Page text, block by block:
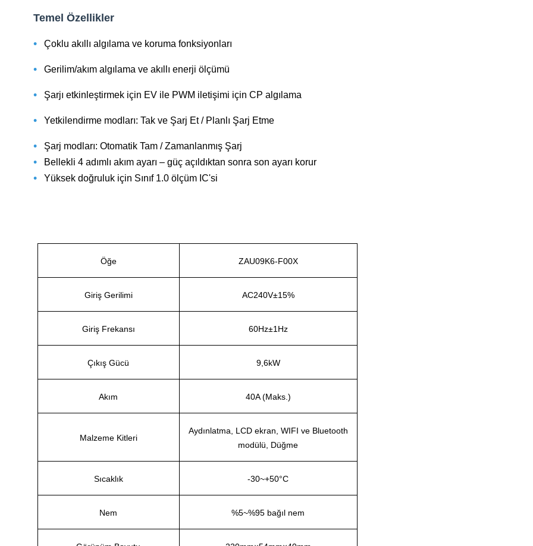
Temel Özellikler
• Çoklu akıllı algılama ve koruma fonksiyonları
• Gerilim/akım algılama ve akıllı enerji ölçümü
• Şarjı etkinleştirmek için EV ile PWM iletişimi için CP algılama
• Yetkilendirme modları: Tak ve Şarj Et / Planlı Şarj Etme
• Şarj modları: Otomatik Tam / Zamanlanmış Şarj
• Bellekli 4 adımlı akım ayarı – güç açıldıktan sonra son ayarı korur
• Yüksek doğruluk için Sınıf 1.0 ölçüm IC'si
Öğe ZAU09K6-F00X
Giriş Gerilimi AC240V±15%
Giriş Frekansı 60Hz±1Hz
Çıkış Gücü 9,6kW
Akım 40A (Maks.)
Malzeme Kitleri
Aydınlatma, LCD ekran, WIFI ve Bluetooth
modülü, Düğme
Sıcaklık -30~+50°C
Nem %5~%95 bağıl nem